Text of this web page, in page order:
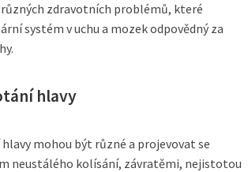
zdravotních problémů, které
systém v uchu a mozek odpovědný za
hlavy
mohou být různé a projevovat se
neustálého kolísání, závratěmi, nejistotou